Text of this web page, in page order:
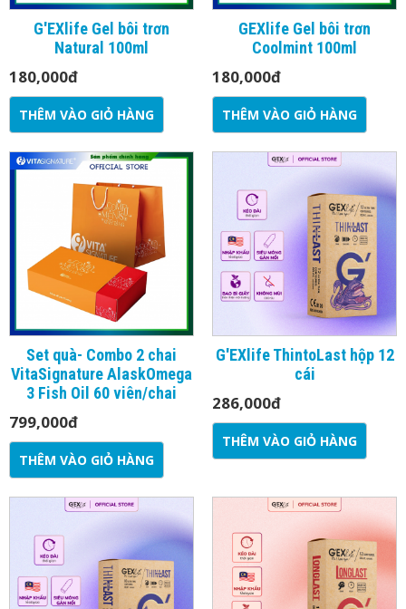
G'EXlife Gel bôi trơn
Natural 100ml
180,000đ
THÊM VÀO GIỎ HÀNG
GEXlife Gel bôi trơn
Coolmint 100ml
180,000đ
THÊM VÀO GIỎ HÀNG
Set quà- Combo 2 chai
VitaSignature AlaskOmega
3 Fish Oil 60 viên/chai
799,000đ
THÊM VÀO GIỎ HÀNG
G'EXlife ThintoLast hộp 12
cái
286,000đ
THÊM VÀO GIỎ HÀNG